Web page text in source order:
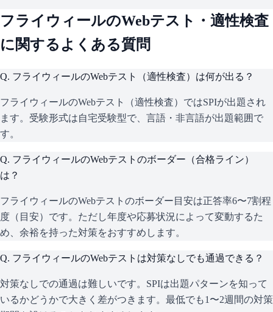
フライウィールのWebテスト・適性検査
に関するよくある質問
Q. フライウィールのWebテスト（適性検査）は何が出る？
フライウィールのWebテスト（適性検査）ではSPIが出題され
ます。受験形式は自宅受験型で、言語・非言語が出題範囲で
す。
Q. フライウィールのWebテストのボーダー（合格ライン）
は？
フライウィールのWebテストのボーダー目安は正答率6〜7割程
度（目安）です。ただし年度や応募状況によって変動するた
め、余裕を持った対策をおすすめします。
Q. フライウィールのWebテストは対策なしでも通過できる？
対策なしでの通過は難しいです。SPIは出題パターンを知って
いるかどうかで大きく差がつきます。最低でも1〜2週間の対策